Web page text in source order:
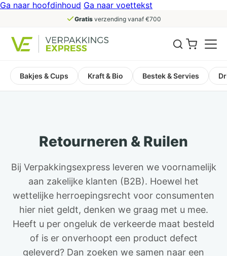
Ga naar hoofdinhoud Ga naar voettekst
Gratisverzending vanaf €700
Bakjes & Cups Kraft & Bio Bestek & Servies
Retourneren & Ruilen
Bij Verpakkingsexpress leveren we voornamelijk
aan zakelijke klanten (B2B). Hoewel het
wettelijke herroepingsrecht voor consumenten
hier niet geldt, denken we graag met u mee.
Heeft u per ongeluk de verkeerde maat besteld
of is er onverhoopt een product defect
geleverd? Dan zoeken we samen naar een